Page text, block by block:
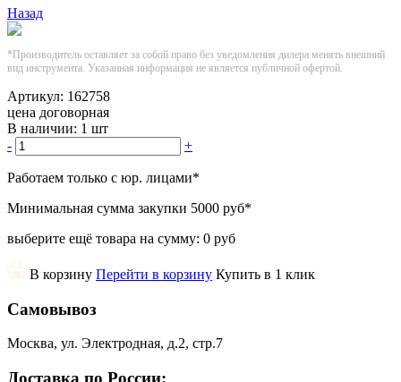
Назад
*Производитель оставляет за собой право без уведомления дилера менять внешний
вид инструмента. Указанная информация не является публичной офертой.
Артикул: 162758
цена договорная
В наличии: 1 шт
-
+
Работаем только с юр. лицами*
Минимальная сумма закупки 5000 руб*
выберите ещё товара на сумму: 0 руб
В корзину Перейти в корзину Купить в 1 клик
Самовывоз
Москва, ул. Электродная, д.2, стр.7
Доставка по России: